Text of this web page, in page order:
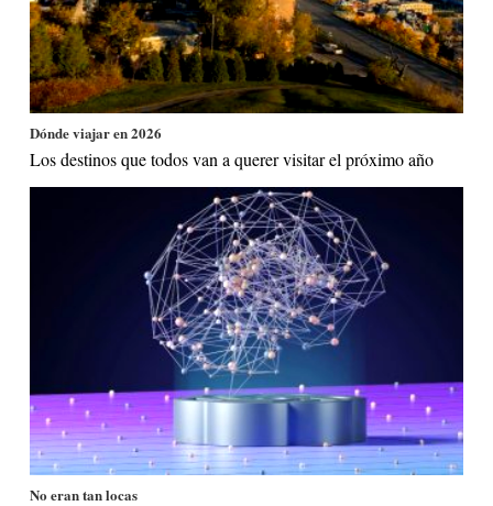
Dónde viajar en 2026
Los destinos que todos van a querer visitar el próximo año
No eran tan locas